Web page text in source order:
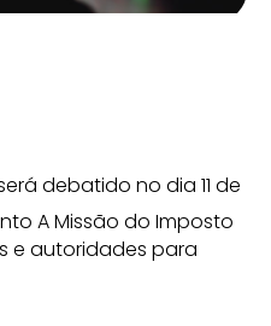
debatido no dia 11 de
A Missão do Imposto
e autoridades para